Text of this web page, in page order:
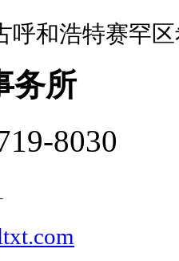
呼和浩特赛罕
务所
8030